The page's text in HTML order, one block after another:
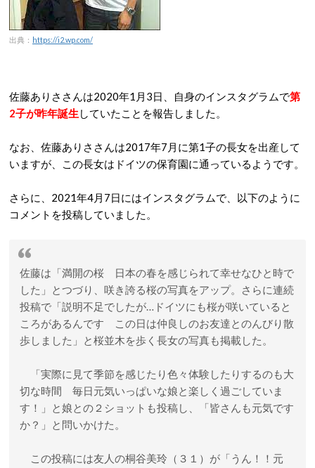
出典： https://i2.wp.com/
佐藤ありささんは2020年1月3日、自身のインスタグラムで第
2子が昨年誕生 していたことを報告しました。
なお、佐藤ありささんは2017年7月に第1子の長女を出産して
いますが、この長女はドイツの保育園に通っているようです。
さらに、2021年4月7日にはインスタグラムで、以下のように
コメントを投稿していました。
佐藤は「満開の桜 日本の春を感じられて幸せなひと時で
した」とつづり、咲き誇る桜の写真をアップ。さらに連続
投稿で「説明不足でしたが…ドイツにも桜が咲いていると
ころがあるんです この日は仲良しのお友達とのんびり散
歩しました」と桜並木を歩く長女の写真も掲載した。
「実際に見て季節を感じたり色々体験したりするのも大
切な時間 毎日元気いっぱいな娘と楽しく過ごしていま
す！」と娘との２ショットも投稿し、「皆さんも元気です
か？」と問いかけた。
この投稿には友人の桐谷美玲（３１）が「うん！！元